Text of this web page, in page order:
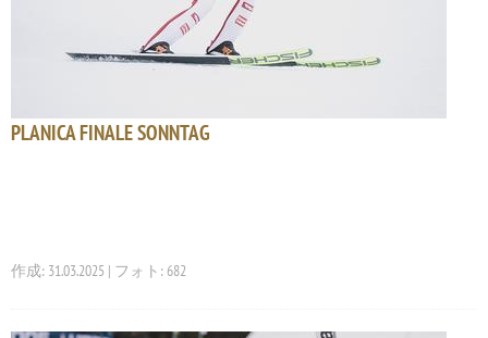
PLANICA FINALE SONNTAG
作成: 31.03.2025 | フォト: 682